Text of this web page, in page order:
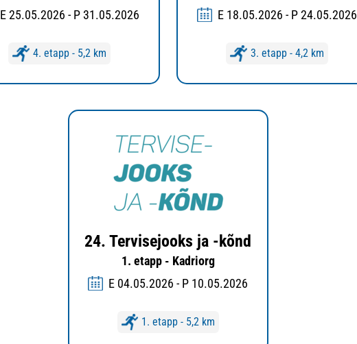
E 25.05.2026 - P 31.05.2026
4. etapp - 5,2 km
E 18.05.2026 - P 24.05.2026
3. etapp - 4,2 km
24. Tervisejooks ja -kõnd
1. etapp - Kadriorg
E 04.05.2026 - P 10.05.2026
1. etapp - 5,2 km